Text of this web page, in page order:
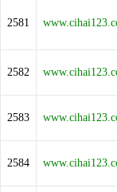
2581
2582
2583
2584